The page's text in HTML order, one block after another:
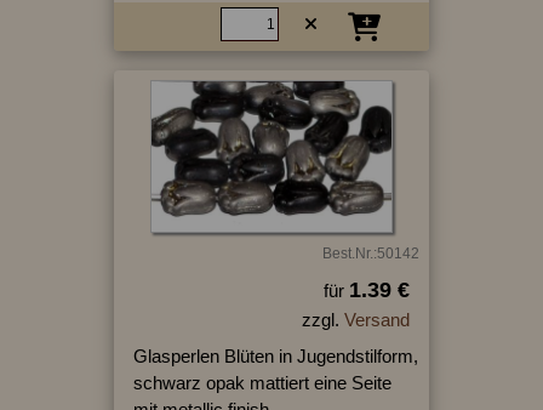
Best.Nr.:50142
für 1.39 €
zzgl. Versand
Glasperlen Blüten in Jugendstilform,
schwarz opak mattiert eine Seite